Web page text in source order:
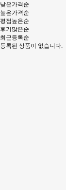
낮은가격순
높은가격순
평점높은순
후기많은순
최근등록순
등록된 상품이 없습니다.